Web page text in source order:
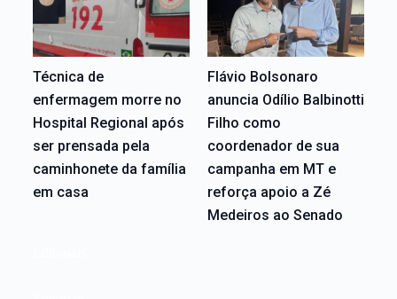
Técnica de
enfermagem morre no
Hospital Regional após
ser prensada pela
caminhonete da família
em casa
Flávio Bolsonaro
anuncia Odílio Balbinotti
Filho como
coordenador de sua
campanha em MT e
reforça apoio a Zé
Medeiros ao Senado